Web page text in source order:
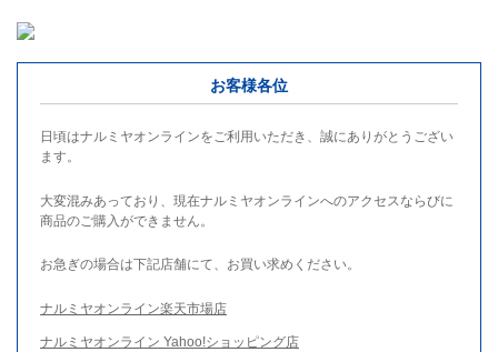
お客様各位
日頃はナルミヤオンラインをご利用いただき、誠にありがとうござい
ます。
大変混みあっており、現在ナルミヤオンラインへのアクセスならびに
商品のご購入ができません。
お急ぎの場合は下記店舗にて、お買い求めください。
ナルミヤオンライン楽天市場店
ナルミヤオンライン Yahoo!ショッピング店